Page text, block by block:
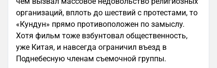
организаций, вплоть до шествий с протестами, то
«Кундун» прямо противоположен по замыслу.
Хотя фильм тоже взбунтовал общественность,
уже Китая, и навсегда ограничил въезд в
Поднебесную членам съемочной группы.